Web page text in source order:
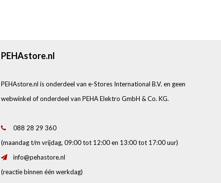
PEHAstore.nl
PEHAstore.nl is onderdeel van e-Stores International B.V. en geen
webwinkel of onderdeel van PEHA Elektro GmbH & Co. KG.
088 28 29 360
(maandag t/m vrijdag, 09:00 tot 12:00 en 13:00 tot 17:00 uur)
info@pehastore.nl
(reactie binnen één werkdag)